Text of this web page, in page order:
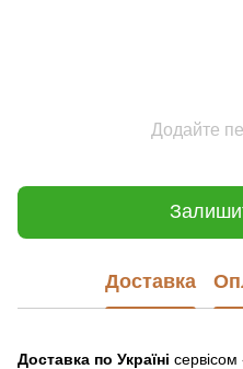
Додайте
Доставка
Доставка по Україні